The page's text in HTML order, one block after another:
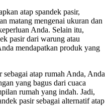
atap spandek pasir,
matang mengenai ukuran dan
Anda. Selain itu,
pasir dari warung atau
mendapatkan produk yang
atap rumah Anda, Anda
yang bagus dari cuaca
rumah yang indah. Jadi,
pasir sebagai alternatif atap